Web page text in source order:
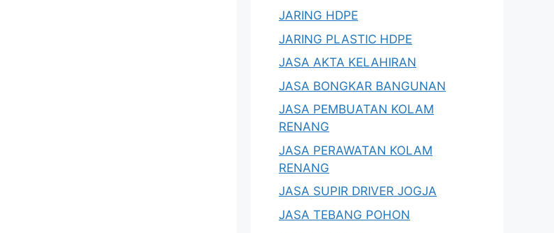
JARING HDPE
JARING PLASTIC HDPE
JASA AKTA KELAHIRAN
JASA BONGKAR BANGUNAN
JASA PEMBUATAN KOLAM
RENANG
JASA PERAWATAN KOLAM
RENANG
JASA SUPIR DRIVER JOGJA
JASA TEBANG POHON